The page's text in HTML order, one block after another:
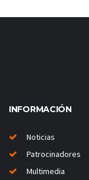
INFORMACIÓN
Noticias
Patrocinadores
Multimedia